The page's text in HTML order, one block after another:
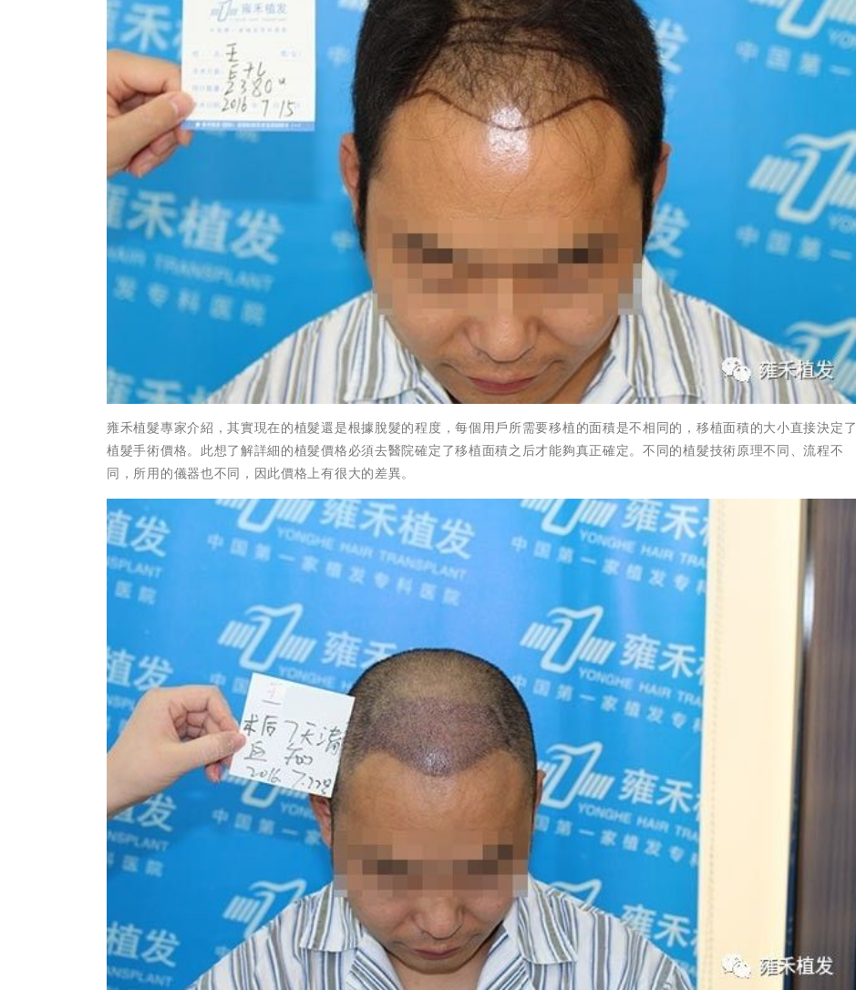
雍禾植髮專家介紹，其實現在的植髮還是根據脫髮的程度，每個用戶所需要移植的面積是不相同的，移植面積的大小直接決定了
植髮手術價格。此想了解詳細的植髮價格必須去醫院確定了移植面積之后才能夠真正確定。不同的植髮技術原理不同、流程不
同，所用的儀器也不同，因此價格上有很大的差異。